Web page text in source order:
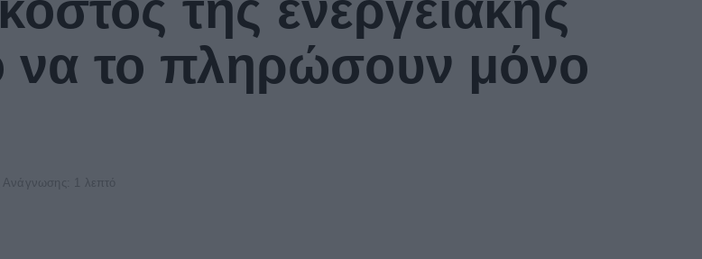
να το πληρώσουν μόνο
Ανάγνωσης: 1 λεπτό